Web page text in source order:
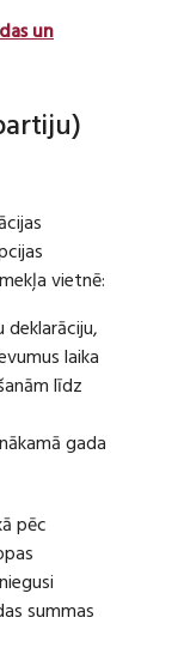
un
vietnē:
deklarāciju,
laika
līdz
gada
pēc
summas